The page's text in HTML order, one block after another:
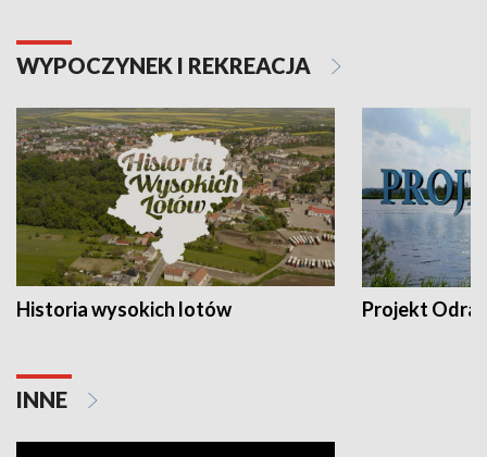
WYPOCZYNEK I REKREACJA
Historia wysokich lotów Projekt Odra
INNE